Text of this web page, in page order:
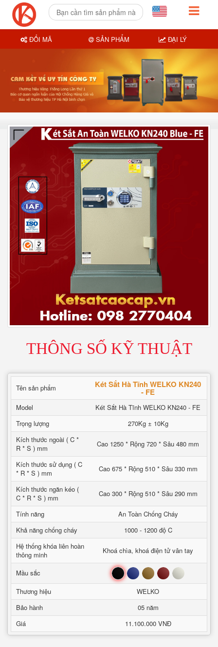
THÔNG SỐ KỸ THUẬT
Tên sản phẩm Két Sắt Hà Tĩnh WELKO KN240
- FE
Model
Két Sắt Hà Tĩnh WELKO KN240 - FE
Trọng lượng
270Kg ± 10Kg
Kích thước ngoài ( C *
R * S ) mm
Cao 1250 * Rộng 720 * Sâu 480 mm
Kích thước sử dụng ( C
* R * S ) mm
Cao 675 * Rộng 510 * Sâu 330 mm
Kích thước ngăn kéo (
C * R * S ) mm
Cao 300 * Rộng 510 * Sâu 290 mm
Tính năng
An Toàn Chống Cháy
Khả năng chống cháy
1000 - 1200 độ C
Hệ thống khóa liên hoàn
thông minh
Khoá chìa, khoá điện tử vân tay
Mầu sắc Đen Xanh Nâu Đỏ Trắng
Thương hiệu
WELKO
Bảo hành
05 năm
Giá
11.100.000 VNĐ
ĐỔI MÃ SẢN PHẨM ĐẠI LÝ